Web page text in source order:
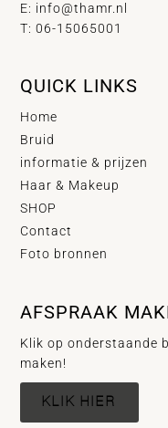
E: info@thamr.nl
T: 06-15065001
QUICK LINKS
Home
Bruid
informatie & prijzen
Haar & Makeup
SHOP
Contact
Foto bronnen
AFSPRAAK
Klik op onderstaande
maken!
KLIK HIER